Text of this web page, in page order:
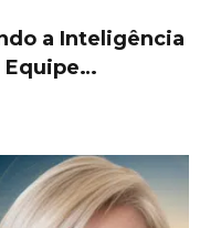
a Inteligência
Equipe…